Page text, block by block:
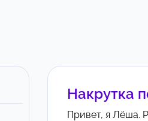
Накрутка
Привет, я Лёша.